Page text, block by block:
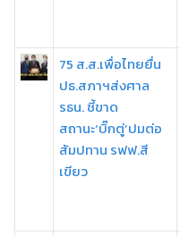
75 ส.ส.เพื่อไทยยื่น
ปธ.สภาฯส่งศาล
รธน. ชี้ขาด
สถานะ‘บิ๊กตู่’ปมต่อ
สัมปทาน รฟฟ.สี
เขียว